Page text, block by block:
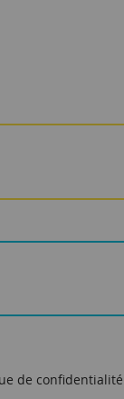
de confidentialité